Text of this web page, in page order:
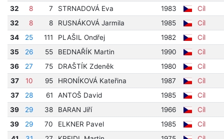
32
8 7 STRNADOVÁ Eva 1983
Cíl
32
8 8 RUSNÁKOVÁ Jarmila 1985
Cíl
34
25 111 PLAŠIL Ondřej 1982
Cíl
35
26 55 BEDNAŘÍK Martin 1990
Cíl
36
27 75 DRAŠTÍK Zdeněk 1980
Cíl
37
10 95 HRONÍKOVÁ Kateřina 1987
Cíl
37
28 61 ANTOŠ David 1985
Cíl
39
29 38 BARAN Jiří 1966
Cíl
39
29 70 ELKNER Pavel 1985
Cíl